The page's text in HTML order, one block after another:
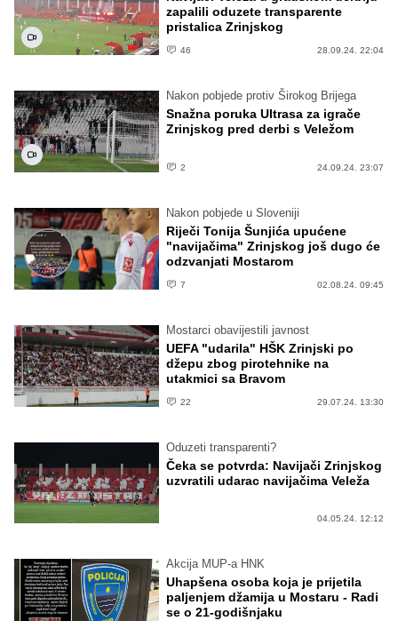
zapalili oduzete transparente
pristalica Zrinjskog
46 28.09.24. 22:04
Nakon pobjede protiv Širokog Brijega
Snažna poruka Ultrasa za igrače
Zrinjskog pred derbi s Veležom
2 24.09.24. 23:07
Nakon pobjede u Sloveniji
Riječi Tonija Šunjića upućene
"navijačima" Zrinjskog još dugo će
odzvanjati Mostarom
7 02.08.24. 09:45
Mostarci obavijestili javnost
UEFA "udarila" HŠK Zrinjski po
džepu zbog pirotehnike na
utakmici sa Bravom
22 29.07.24. 13:30
Oduzeti transparenti?
Čeka se potvrda: Navijači Zrinjskog
uzvratili udarac navijačima Veleža
04.05.24. 12:12
Akcija MUP-a HNK
Uhapšena osoba koja je prijetila
paljenjem džamija u Mostaru - Radi
se o 21-godišnjaku